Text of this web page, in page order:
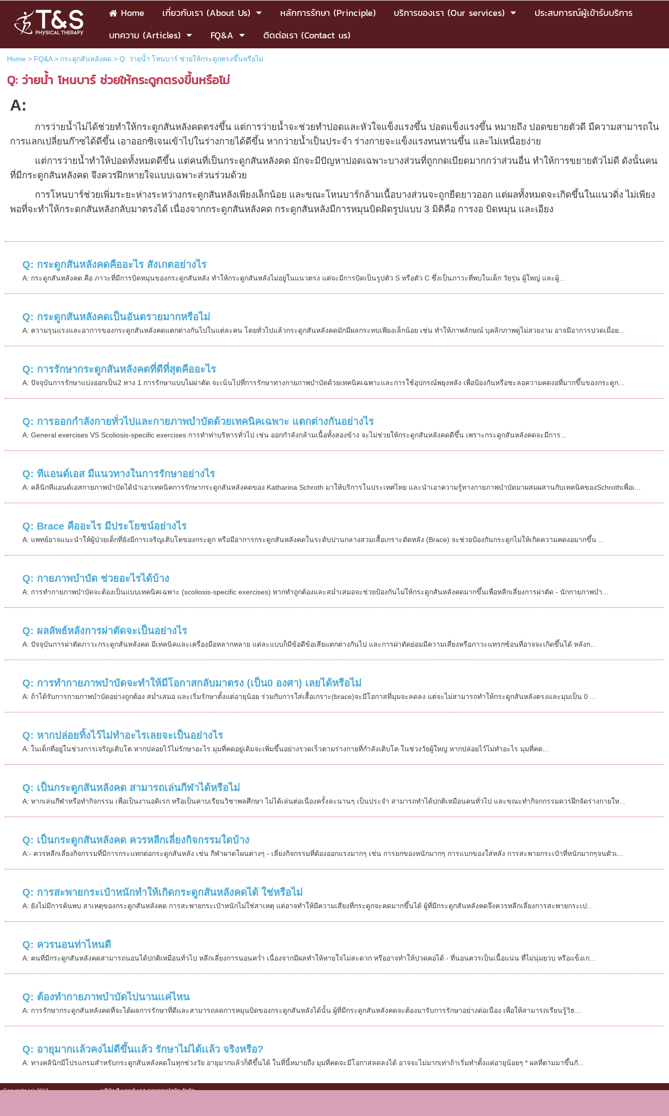
Home เกี่ยวกับเรา (About Us) หลักการรักษา (Principle) บริการของเรา (Our services)
ประสบการณ์ผู้เข้ารับบริการ
บทความ (Articles)
FQ&A ติดต่อเรา (Contact us)
Home > FQ&A> กระดูกสันหลังคด > Q: ว่ายน้ำ โหนบาร์ ช่วยให้กระดูกตรงขึ้นหรือไม่
Q: ว่ายน้ำ โหนบาร์ ช่วยให้กระดูกตรงขึ้นหรือไม่
A:
การว่ายน้ำไม่ได้ช่วยทำให้กระดูกสันหลังคดตรงขึ้น แต่การว่ายน้ำจะช่วยทำปอดและหัวใจแข็งแรงขึ้น ปอดแข็งแรงขึ้น หมายถึง ปอดขยายตัวดี มีความสามารถใน
การแลกเปลี่ยนก๊าซได้ดีขึ้น เอาออกซิเจนเข้าไปในร่างกายได้ดีขึ้น หากว่ายน้ำเป็นประจำ ร่างกายจะแข็งแรงทนทานขึ้น และไม่เหนื่อยง่าย
แต่การว่ายน้ำทำให้ปอดทั้งหมดดีขึ้น แต่คนที่เป็นกระดูกสันหลังคด มักจะมีปัญหาปอดเฉพาะบางส่วนที่ถูกกดเบียดมากกว่าส่วนอื่น ทำให้การขยายตัวไม่ดี ดังนั้นคน
ที่มีกระดูกสันหลังคด จึงควรฝึกหายใจแบบเฉพาะส่วนร่วมด้วย
การโหนบาร์ช่วยเพิ่มระยะห่างระหว่างกระดูกสันหลังเพียงเล็กน้อย และขณะโหนบาร์กล้ามเนื้อบางส่วนจะถูกยืดยาวออก แต่ผลทั้งหมดจะเกิดขึ้นในแนวดิ่ง ไม่เพียง
พอที่จะทำให้กระดกสันหลังกลับมาตรงได้ เนื่องจากกระดูกสันหลังคด กระดูกสันหลังมีการหมุนบิดผิดรูปแบบ 3 มิติคือ การงอ บิดหมุน และเอียง
Q: กระดูกสันหลังคดคืออะไร สังเกตอย่างไร
A: กระดูกสันหลังคด คือ ภาวะที่มีการบิดหมุนของกระดูกสันหลัง ทำให้กระดูกสันหลังไม่อยู่ในแนวตรง แต่จะมีการบิดเป็นรูปตัว S หรือตัว C ซึ่งเป็นภาวะที่พบในเด็ก วัยรุ่น ผู้ใหญ่ และผู้...
Q: กระดูกสันหลังคดเป็นอันตรายมากหรือไม่
A: ความรุนแรงและอาการของกระดูกสันหลังคดแตกต่างกันไปในแต่ละคน โดยทั่วไปแล้วกระดูกสันหลังคดมักมีผลกระทบเพียงเล็กน้อย เช่น ทำให้ภาพลักษณ์ บุคลิกภาพดูไม่สวยงาม อาจมีอาการปวดเมื่อย...
Q: การรักษากระดูกสันหลังคดที่ดีที่สุดคืออะไร
A: ปัจจุบันการรักษาแบ่งออกเป็น2 ทาง 1.การรักษาแบบไม่ผ่าตัด จะเน้นไปที่การรักษาทางกายภาพบำบัดด้วยเทคนิคเฉพาะและการใช้อุปกรณ์พยุงหลัง เพื่อป้องกันหรือชะลอความคดงอที่มากขึ้นของกระดูก...
Q: การออกกำลังกายทั่วไปและกายภาพบำบัดด้วยเทคนิคเฉพาะ แตกต่างกันอย่างไร
A: General exercises VS Scoliosis-specific exercises การทำท่าบริหารทั่วไป เช่น ออกกำลังกล้ามเนื้อทั้งสองข้าง จะไม่ช่วยให้กระดูกสันหลังคดดีขึ้น เพราะกระดูกสันหลังคดจะมีการ...
Q: ทีแอนด์เอส มีแนวทางในการรักษาอย่างไร
A: คลินิกทีแอนด์เอสกายภาพบำบัดได้นำเอาเทคนิคการรักษากระดูกสันหลังคดของ Katharina Schroth มาให้บริการในประเทศไทย และนำเอาความรู้ทางกายภาพบำบัดมาผสมผสานกับเทคนิคของSchrothเพื่อเ...
Q: Brace คืออะไร มีประโยชน์อย่างไร
A: แพทย์อาจแนะนำให้ผู้ป่วยเด็กที่ยังมีการเจริญเติบโตของกระดูก หรือมีอาการกระดูกสันหลังคดในระดับปานกลางสวมเสื้อเกราะดัดหลัง (Brace) จะช่วยป้องกันกระดูกไม่ให้เกิดความคดงอมากขึ้น ...
Q: กายภาพบำบัด ช่วยอะไรได้บ้าง
A: การทำกายภาพบำบัดจะต้องเป็นแบบเทคนิคเฉพาะ (scoliosis-specific exercises) หากทำถูกต้องและสม่ำเสมอจะช่วยป้องกันไม่ให้กระดูกสันหลังคดมากขึ้นเพื่อหลีกเลี่ยงการผ่าตัด - นักกายภาพบำ...
Q: ผลลัพธ์หลังการผ่าตัดจะเป็นอย่างไร
A: ปัจจุบันการผ่าตัดภาวะกระดูกสันหลังคด มีเทคนิคและเครื่องมือหลากหลาย แต่ละแบบก็มีข้อดีข้อเสียแตกต่างกันไป และการผ่าตัดย่อมมีความเสี่ยงหรือภาวะแทรกซ้อนที่อาจจะเกิดขึ้นได้ หลังก...
Q: การทำกายภาพบำบัดจะทำให้มีโอกาสกลับมาตรง (เป็น0 องศา) เลยได้หรือไม่
A: ถ้าได้รับการกายภาพบำบัดอย่างถูกต้อง สม่ำเสมอ และเริ่มรักษาตั้งแต่อายุน้อย ร่วมกับการใส่เสื้อเกราะ(brace)จะมีโอกาสที่มุมจะลดลง แต่จะไม่สามารถทำให้กระดูกสันหลังตรงและมุมเป็น 0 ...
Q: หากปล่อยทิ้งไว้ไม่ทำอะไรเลยจะเป็นอย่างไร
A: ในเด็กที่อยู่ในช่วงการเจริญเติบโต หากปล่อยไว้ไม่รักษาอะไร มุมที่คดอยู่เดิมจะเพิ่มขึ้นอย่างรวดเร็วตามร่างกายที่กำลังเติบโต ในช่วงวัยผู้ใหญ่ หากปล่อยไว้ไม่ทำอะไร มุมที่คด...
Q: เป็นกระดูกสันหลังคด สามารถเล่นกีฬาได้หรือไม่
A: หากเล่นกีฬาหรือทำกิจกรรม เพื่อเป็นงานอดิเรก หรือเป็นคาบเรียนวิชาพลศึกษา ไม่ได้เล่นต่อเนื่องครั้งละนานๆ เป็นประจำ สามารถทำได้ปกติเหมือนคนทั่วไป และขณะทำกิจกกรรมควรฝึกจัดร่างกายให...
Q: เป็นกระดูกสันหลังคด ควรหลีกเลี่ยงกิจกรรมใดบ้าง
A:- ควรหลีกเลี่ยงกิจกรรมที่มีการกระแทกต่อกระดูกสันหลัง เช่น กีฬาผาดโผนต่างๆ - เลี่ยงกิจกรรมที่ต้องออกแรงมากๆ เช่น การยกของหนักมากๆ การแบกของใส่หลัง การสะพายกระเป๋าที่หนักมากๆจนตัวเ...
Q: การสะพายกระเป๋าหนักทำให้เกิดกระดูกสันหลังคดได้ ใช่หรือไม่
A: ยังไม่มีการค้นพบ สาเหตุของกระดูกสันหลังคด การสะพายกระเป๋าหนักไม่ใช่สาเหตุ แต่อาจทำให้มีความเสี่ยงที่กระดูกจะคดมากขึ้นได้ ผู้ที่มีกระดูกสันหลังคดจึงควรหลีกเลี่ยงการสะพายกระเป...
Q: ควรนอนท่าไหนดี
A: คนที่มีกระดูกสันหลังคดสามารถนอนได้ปกติเหมือนทั่วไป หลีกเลี่ยงการนอนคว่ำ เนื่องจากมีผลทำให้หายใจไม่สะดวก หรืออาจทำให้ปวดคอได้ - ที่นอนควรเป็นเนื้อแน่น ที่ไม่นุ่มยวบ หรือแข็งเก...
Q: ต้องทำกายภาพบำบัดไปนานเเค่ไหน
A: การรักษากระดูกสันหลังคดที่จะได้ผลการรักษาที่ดีและสามารถลดการหมุนบิดของกระดูกสันหลังได้นั้น ผู้ที่มีกระดูกสันหลังคดจะต้องมารับการรักษาอย่างต่อเนื่อง เพื่อให้สามารถเรียนรู้วิธ...
Q: อายุมากเเล้วคงไม่ดีขึ้นเเล้ว รักษาไม่ได้เเล้ว จริงหรือ?
A: ทางคลินิกมีโปรแกรมสำหรับกระดูกสันหลังคดในทุกช่วงวัย อายุมากแล้วก็ดีขึ้นได้ ในที่นี้หมายถึง มุมที่คดจะมีโอกาสลดลงได้ อาจจะไม่มากเท่าถ้าเริ่มทำตั้งแต่อายุน้อยๆ * ผลที่ตามมาขึ้นกั...
Copyright (c) 2013
บริษัท ที แอนด์ เอส กายภาพบำบัด จำกัด